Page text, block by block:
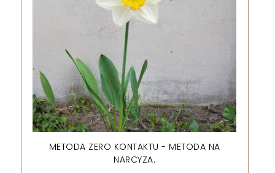
METODA ZERO KONTAKTU - METODA NA
NARCYZA.